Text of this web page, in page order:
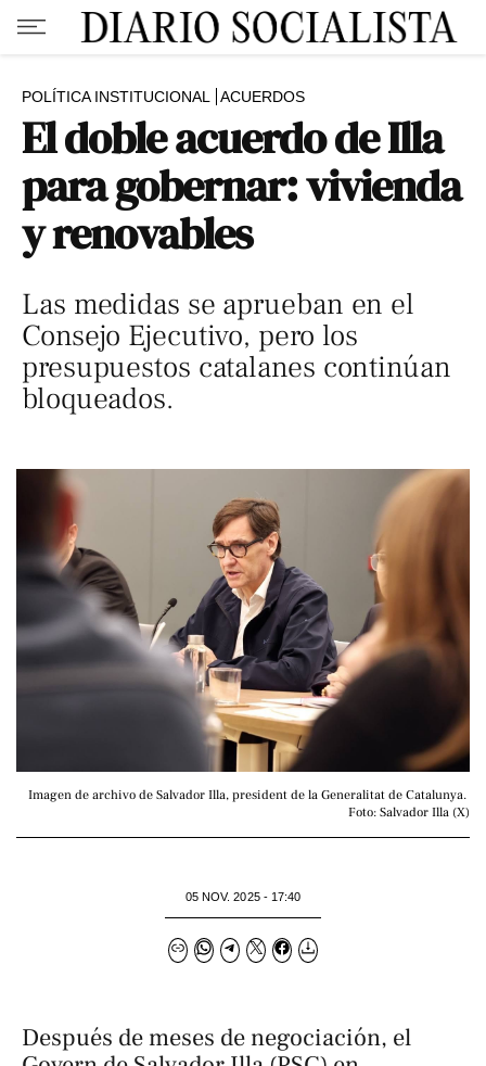
POLÍTICA INSTITUCIONAL ACUERDOS
El doble acuerdo de Illa
para gobernar: vivienda
y renovables
Las medidas se aprueban en el
Consejo Ejecutivo, pero los
presupuestos catalanes continúan
bloqueados.
Imagen de archivo de Salvador Illa, president de la Generalitat de Catalunya.
Foto: Salvador Illa (X)
05 NOV. 2025 - 17:40
Después de meses de negociación, el